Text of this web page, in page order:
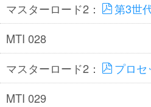
マスターロード2：
第3世
MTI 028
マスターロード2：
プロセ
MTI 029